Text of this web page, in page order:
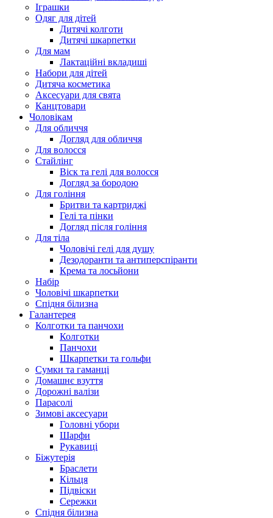
Іграшки
Одяг для дітей
Дитячі колготи
Дитячі шкарпетки
Для мам
Лактаційні вкладиші
Набори для дітей
Дитяча косметика
Аксесуари для свята
Канцтовари
Чоловікам
Для обличчя
Догляд для обличчя
Для волосся
Стайлінг
Віск та гелі для волосся
Догляд за бородою
Для гоління
Бритви та картриджі
Гелі та пінки
Догляд після гоління
Для тіла
Чоловічі гелі для душу
Дезодоранти та антиперспіранти
Крема та лосьйони
Набір
Чоловічі шкарпетки
Спідня білизна
Галантерея
Колготки та панчохи
Колготки
Панчохи
Шкарпетки та гольфи
Сумки та гаманці
Домашнє взуття
Дорожні валізи
Парасолі
Зимові аксесуари
Головні убори
Шарфи
Рукавиці
Біжутерія
Браслети
Кільця
Підвіски
Сережки
Спідня білизна